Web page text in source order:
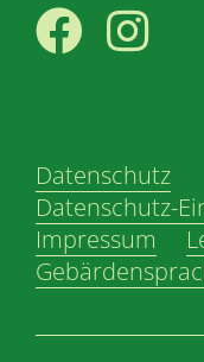
Datenschutz
Datenschutz-
Impressum